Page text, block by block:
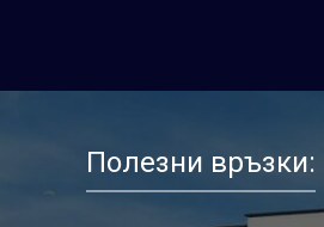
Полезни връзки: